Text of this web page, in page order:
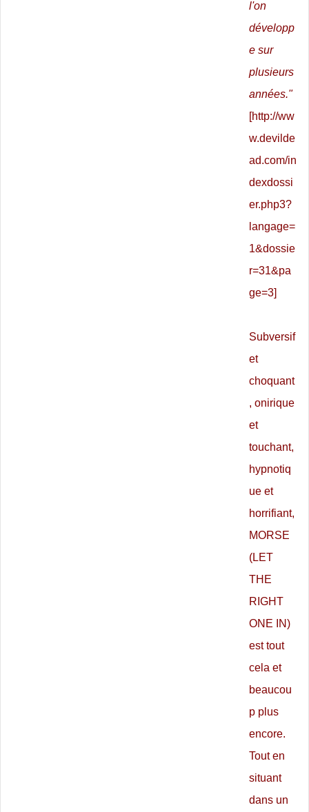
l'on
développ
e sur
plusieurs
années."
[http://ww
w.devilde
ad.com/in
dexdossi
er.php3?
langage=
1&dossie
r=31&pa
ge=3]
Subversif
et
choquant
, onirique
et
touchant,
hypnotiq
ue et
horrifiant,
MORSE
(LET
THE
RIGHT
ONE IN)
est tout
cela et
beaucou
p plus
encore.
Tout en
situant
dans un